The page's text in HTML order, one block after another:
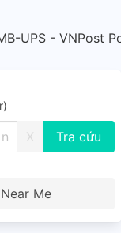
UPS - VNPost
X
Me